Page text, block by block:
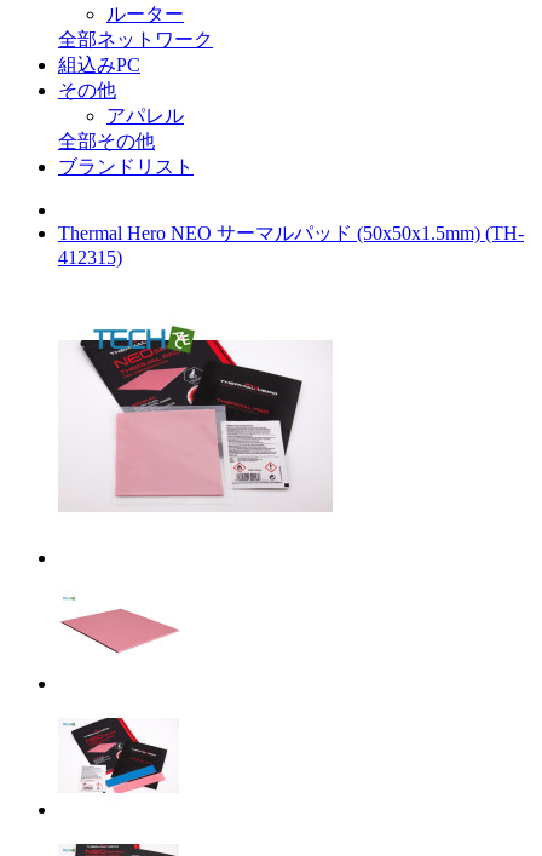
ルーター
全部ネットワーク
組込みPC
その他
アパレル
全部その他
ブランドリスト
Thermal Hero NEO サーマルパッド (50x50x1.5mm) (TH-
412315)